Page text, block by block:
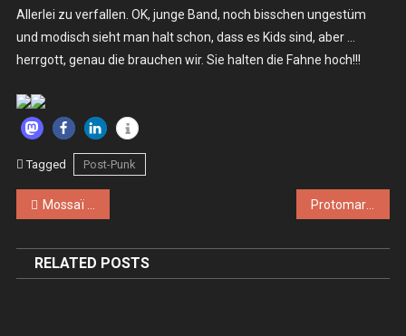
Allerlei zu verfallen. OK, junge Band, noch bisschen ungestüm
und modisch sieht man halt schon, dass es Kids sind, aber …
herrgott, genau die brauchen wir. Sie halten die Fahne hoch!!!
Tagged Post-Punk
Beitragsnavigation
Mossaï Mossaï, Kenoma – Mo. 13.10.2025 – Berlin, Schokoladen
RELATED POSTS